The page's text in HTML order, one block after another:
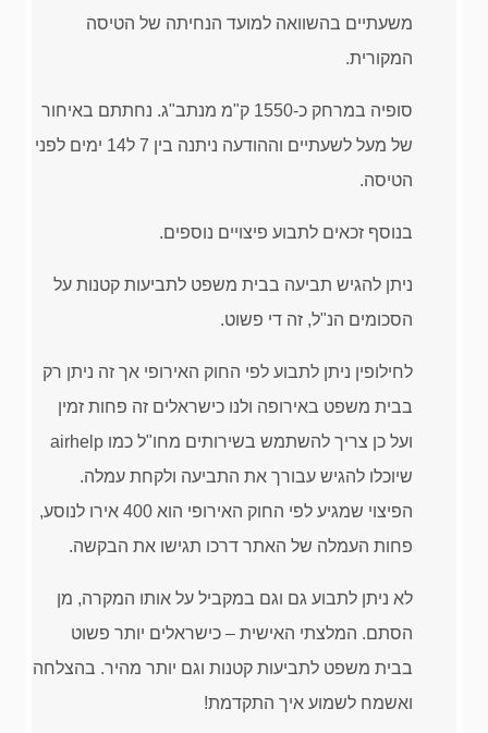
משעתיים בהשוואה למועד הנחיתה של הטיסה
המקורית.
סופיה במרחק כ-1550 ק"מ מנתב"ג. נחתתם באיחור
של מעל לשעתיים וההודעה ניתנה בין 7 ל14 ימים לפני
הטיסה.
בנוסף זכאים לתבוע פיצויים נוספים.
ניתן להגיש תביעה בבית משפט לתביעות קטנות על
הסכומים הנ"ל, זה די פשוט.
לחילופין ניתן לתבוע לפי החוק האירופי אך זה ניתן רק
בבית משפט באירופה ולנו כישראלים זה פחות זמין
ועל כן צריך להשתמש בשירותים מחו"ל כמו airhelp
שיוכלו להגיש עבורך את התביעה ולקחת עמלה.
הפיצוי שמגיע לפי החוק האירופי הוא 400 אירו לנוסע,
פחות העמלה של האתר דרכו תגישו את הבקשה.
לא ניתן לתבוע גם וגם במקביל על אותו המקרה, מן
הסתם. המלצתי האישית – כישראלים יותר פשוט
בבית משפט לתביעות קטנות וגם יותר מהיר. בהצלחה
ואשמח לשמוע איך התקדמת!